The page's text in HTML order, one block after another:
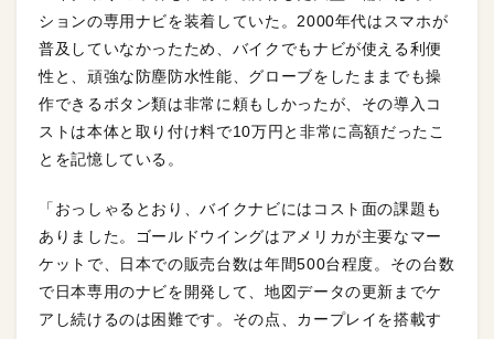
ションの専用ナビを装着していた。2000年代はスマホが
普及していなかったため、バイクでもナビが使える利便
性と、頑強な防塵防水性能、グローブをしたままでも操
作できるボタン類は非常に頼もしかったが、その導入コ
ストは本体と取り付け料で10万円と非常に高額だったこ
とを記憶している。
「おっしゃるとおり、バイクナビにはコスト面の課題も
ありました。ゴールドウイングはアメリカが主要なマー
ケットで、日本での販売台数は年間500台程度。その台数
で日本専用のナビを開発して、地図データの更新までケ
アし続けるのは困難です。その点、カープレイを搭載す